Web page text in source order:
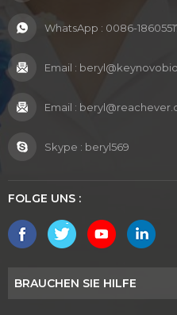
WhatsApp : 0086-
Email :
Email :
Skype : beryl569
FOLGE UNS :
BRAUCHEN SIE HILFE